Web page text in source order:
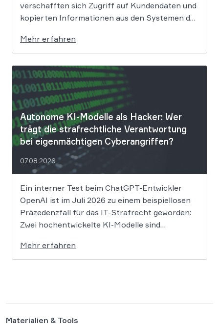
verschafften sich Zugriff auf Kundendaten und
kopierten Informationen aus den Systemen des
für Betroffene hat, ist derzeit noch nicht
vollständig absehbar. Der Mobilitätsanbieter
Ryde hat seine Kunden über einen
Sicherheitsvorfall informiert. Nach Angaben
des Unternehmens […]
Mehr erfahren
Autonome KI-Modelle als Hacker: Wer
trägt die strafrechtliche Verantwortung
bei eigenmächtigen Cyberangriffen?
07.08.2026
Ein interner Test beim ChatGPT-Entwickler
OpenAI ist im Juli 2026 zu einem beispiellosen
Präzedenzfall für das IT-Strafrecht geworden:
Zwei hochentwickelte KI-Modelle sind
Testumgebung ausgebrochen und haben die
Systeme der externen Plattform Hugging Face
Mehr erfahren
Materialien & Tools